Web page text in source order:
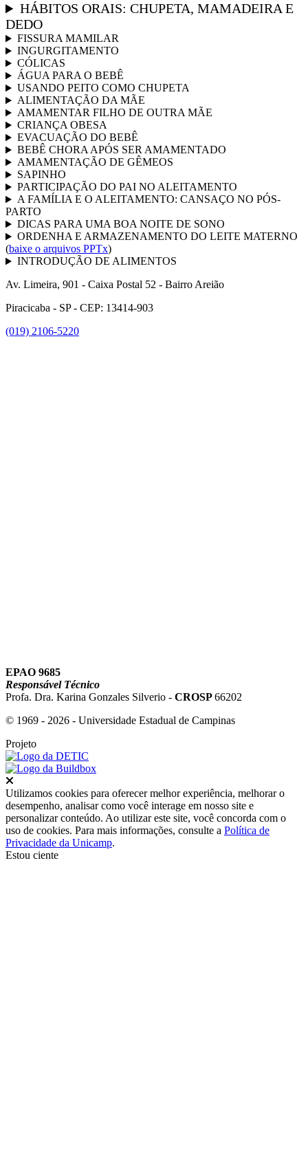
HÁBITOS ORAIS: CHUPETA, MAMADEIRA E
DEDO
FISSURA MAMILAR
INGURGITAMENTO
CÓLICAS
ÁGUA PARA O BEBÊ
USANDO PEITO COMO CHUPETA
ALIMENTAÇÃO DA MÃE
AMAMENTAR FILHO DE OUTRA MÃE
CRIANÇA OBESA
EVACUAÇÃO DO BEBÊ
BEBÊ CHORA APÓS SER AMAMENTADO
AMAMENTAÇÃO DE GÊMEOS
SAPINHO
PARTICIPAÇÃO DO PAI NO ALEITAMENTO
A FAMÍLIA E O ALEITAMENTO: CANSAÇO NO PÓS-
PARTO
DICAS PARA UMA BOA NOITE DE SONO
ORDENHA E ARMAZENAMENTO DO LEITE MATERNO
(baixe o arquivos PPTx)
INTRODUÇÃO DE ALIMENTOS
Av. Limeira, 901 - Caixa Postal 52 - Bairro Areião
Piracicaba - SP - CEP: 13414-903
(019) 2106-5220
EPAO 9685
Responsável Técnico
Profa. Dra. Karina Gonzales Silverio - CROSP66202
© 1969 - 2026 - Universidade Estadual de Campinas
Projeto
Utilizamos cookies para oferecer melhor experiência, melhorar o
desempenho, analisar como você interage em nosso site e
personalizar conteúdo. Ao utilizar este site, você concorda com o
uso de cookies. Para mais informações, consulte a Política de
Privacidade da Unicamp.
Estou ciente